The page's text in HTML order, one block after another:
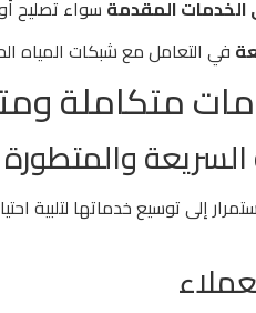
المقدمة سواء تصليح
في التعامل مع شبكات المياه
متكاملة
السريعة والمتطورة
إلى توسيع خدماتها